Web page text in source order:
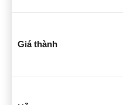
Giá thành